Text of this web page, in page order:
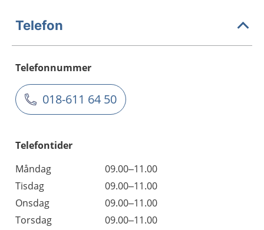
Telefon
Telefonnummer
018-611 64 50
Telefontider
Måndag
09.00–11.00
Tisdag
09.00–11.00
Onsdag
09.00–11.00
Torsdag
09.00–11.00